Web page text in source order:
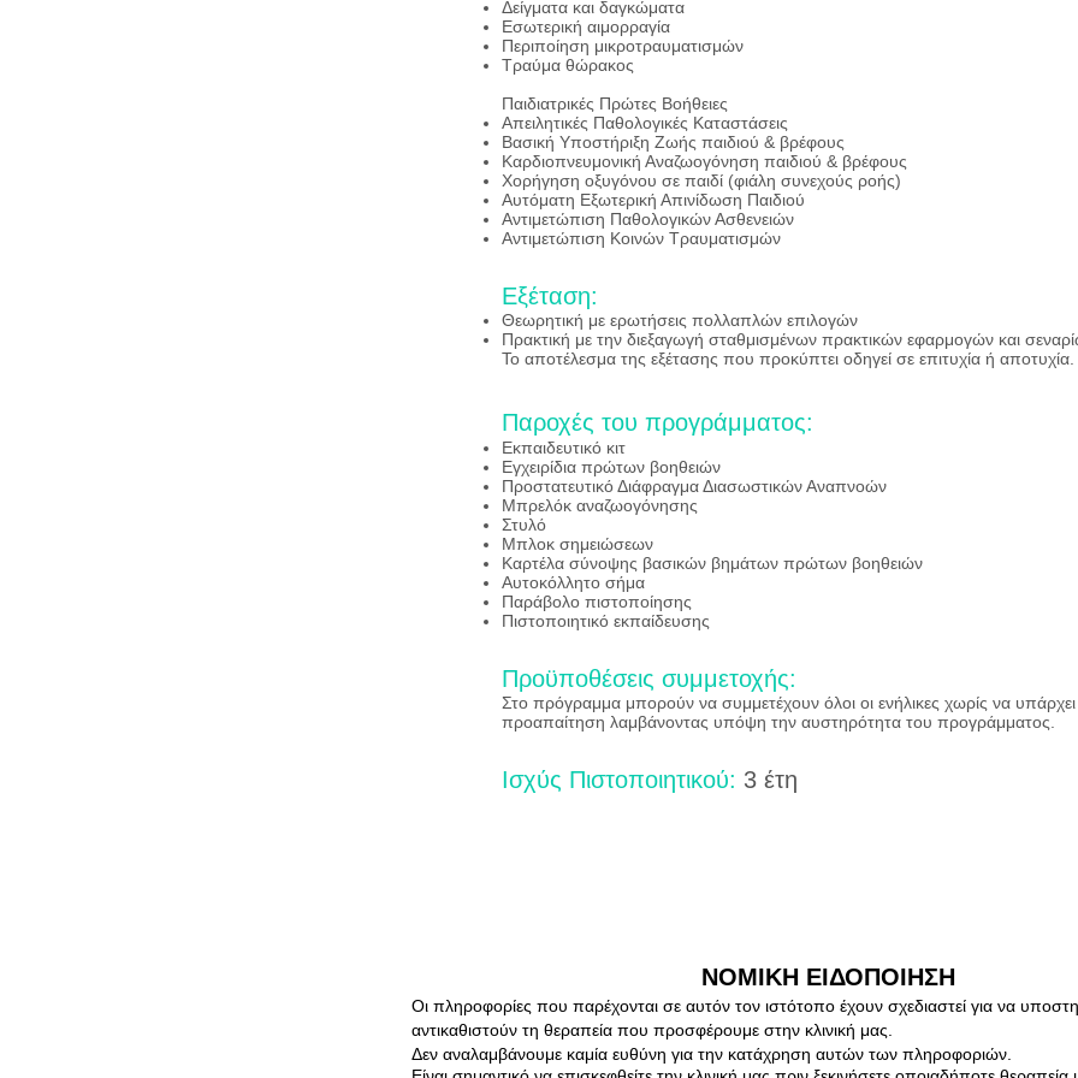
Δείγματα και δαγκώματα
Εσωτερική αιμορραγία
Περιποίηση μικροτραυματισμών
Τραύμα θώρακος
Παιδιατρικές Πρώτες Βοήθειες
Απειλητικές Παθολογικές Καταστάσεις
Βασική Υποστήριξη Ζωής παιδιού & βρέφους
Καρδιοπνευμονική Αναζωογόνηση παιδιού & βρέφους
Χορήγηση οξυγόνου σε παιδί (φιάλη συνεχούς ροής)
Αυτόματη Εξωτερική Απινίδωση Παιδιού
Αντιμετώπιση Παθολογικών Ασθενειών
Αντιμετώπιση Κοινών Τραυματισμών
Εξέταση:
Θεωρητική με ερωτήσεις πολλαπλών επιλογών
Πρακτική με την διεξαγωγή σταθμισμένων πρακτικών εφαρμογών και
Το αποτέλεσμα της εξέτασης που προκύπτει οδηγεί σε επιτυχία ή αποτυχία.
Παροχές του προγράμματος:
Εκπαιδευτικό κιτ
Εγχειρίδια πρώτων βοηθειών
Προστατευτικό Διάφραγμα Διασωστικών Αναπνοών
Μπρελόκ αναζωογόνησης
Στυλό
Μπλοκ σημειώσεων
Καρτέλα σύνοψης βασικών βημάτων πρώτων βοηθειών
Αυτοκόλλητο σήμα
Παράβολο πιστοποίησης
Πιστοποιητικό εκπαίδευσης
Προϋποθέσεις συμμετοχής:
Στο πρόγραμμα μπορούν να συμμετέχουν όλοι οι ενήλικες χωρίς να υπάρχει
προαπαίτηση λαμβάνοντας υπόψη την αυστηρότητα του προγράμματος.
Ισχύς Πιστοποιητικού: 3 έτη
ΝΟΜΙΚΗ ΕΙΔΟΠΟΙΗΣΗ
Οι πληροφορίες που παρέχονται σε αυτόν τον ιστότοπο έχουν σχεδιαστεί για να
αντικαθιστούν τη θεραπεία που προσφέρουμε στην κλινική μας.
Δεν αναλαμβάνουμε καμία ευθύνη για την κατάχρηση αυτών των πληροφοριών.